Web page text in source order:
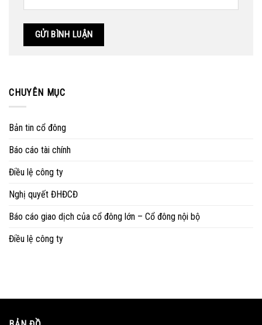
CHUYÊN MỤC
Bản tin cổ đông
Báo cáo tài chính
Điều lệ công ty
Nghị quyết ĐHĐCĐ
Báo cáo giao dịch của cổ đông lớn – Cổ đông nội bộ
Điều lệ công ty